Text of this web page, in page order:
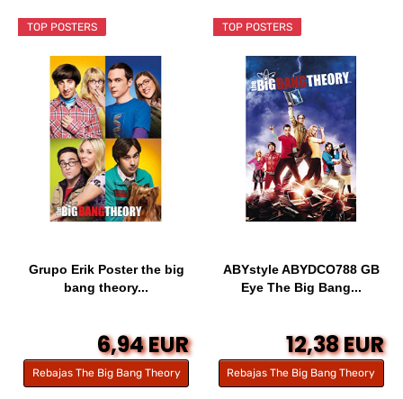
TOP POSTERS
Grupo Erik Poster the big
bang theory...
6,94 EUR
Rebajas The Big Bang Theory
TOP POSTERS
ABYstyle ABYDCO788 GB
Eye The Big Bang...
12,38 EUR
Rebajas The Big Bang Theory